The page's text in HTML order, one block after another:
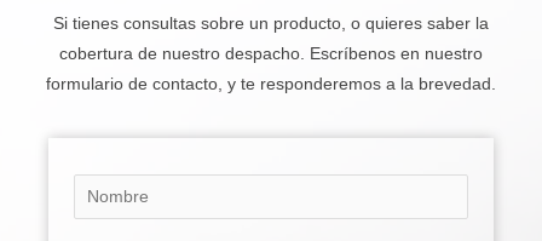
Si tienes consultas sobre un producto, o quieres saber la
cobertura de nuestro despacho. Escríbenos en nuestro
formulario de contacto, y te responderemos a la brevedad.